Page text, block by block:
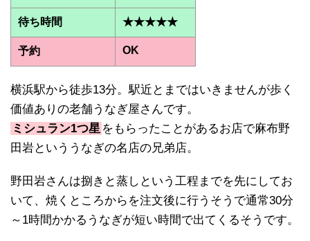
待ち時間 ★★★★★
予約 OK
横浜駅から徒歩13分。駅近とまではいきませんが歩く
価値ありの老舗うなぎ屋さんです。
ミシュラン1つ星 をもらったことがあるお店で麻布野
田岩といううなぎの名店の兄弟店。
野田岩さんは捌きと蒸しという工程までを先にしてお
いて、焼くところからを注文後に行うそうで通常30分
～1時間かかるうなぎが短い時間で出てくるそうです。